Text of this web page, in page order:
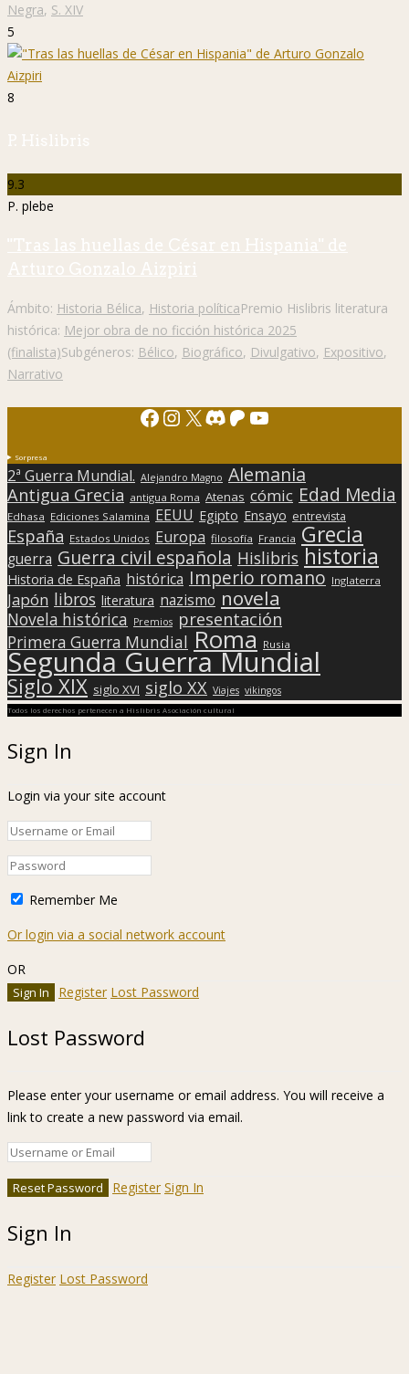
Negra, S. XIV
5
8
P. Hislibris
9.3
P. plebe
"Tras las huellas de César en Hispania" de
Arturo Gonzalo Aizpiri
Ámbito: Historia Bélica, Historia políticaPremio Hislibris literatura
histórica: Mejor obra de no ficción histórica 2025
(finalista)Subgéneros: Bélico, Biográfico, Divulgativo, Expositivo,
Narrativo
Facebook
Instagram
X Discord
Patreon
YouTube
Sorpresa
2ª Guerra Mundial. Alejandro Magno Alemania
Antigua Grecia antigua Roma Atenas cómic Edad Media
Edhasa Ediciones Salamina EEUU Egipto Ensayo entrevista
España Estados Unidos Europa filosofía Francia Grecia
guerra Guerra civil española Hislibris historia
Historia de España histórica Imperio romano Inglaterra
Japón libros literatura nazismo novela
Novela histórica Premios presentación
Primera Guerra Mundial Roma Rusia
Segunda Guerra Mundial
Siglo XIX siglo XVI siglo XX Viajes vikingos
Todos los derechos pertenecen a Hislibris Asociación cultural
Sign In
Login via your site account
Remember Me
Or login via a social network account
OR
Register Lost Password
Lost Password
Please enter your username or email address. You will receive a
link to create a new password via email.
Register Sign In
Sign In
Register Lost Password